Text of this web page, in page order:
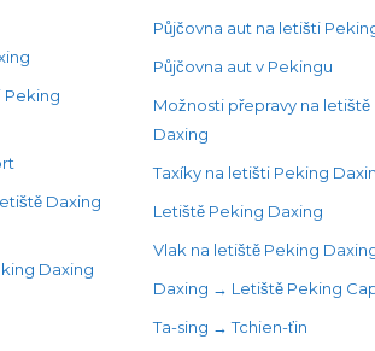
Peking
Daxing
Daxing
Půjčovna aut na letišti
Půjčovna aut v Pekingu
Možnosti přepravy na letiště
Daxing
Taxíky na letišti Peking
Letiště Peking Daxing
Vlak na letiště Peking
Daxing → Letiště Peking
Ta-sing → Tchien-ťin